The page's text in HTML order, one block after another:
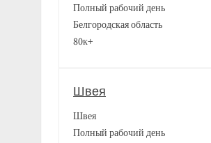
Полный рабочий день
Белгородская область
80к+
Швея
Швея
Полный рабочий день